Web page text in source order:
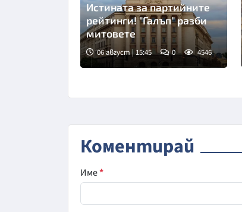
Истината за партийните
рейтинги! "Галъп" разби
митовете
06 август | 15:45 0 4546
Коментирай
Име*